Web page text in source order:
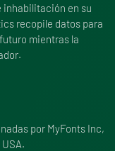
inhabilitación en su
recopile datos para
mientras la
por MyFonts Inc,